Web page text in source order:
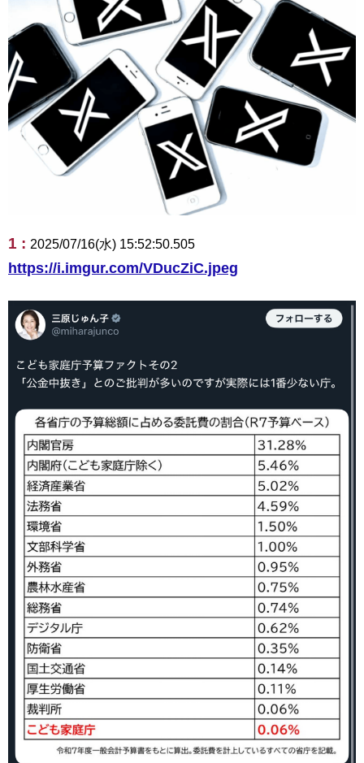
1 : 2025/07/16(水) 15:52:50.505
https://i.imgur.com/VDucZiC.jpeg